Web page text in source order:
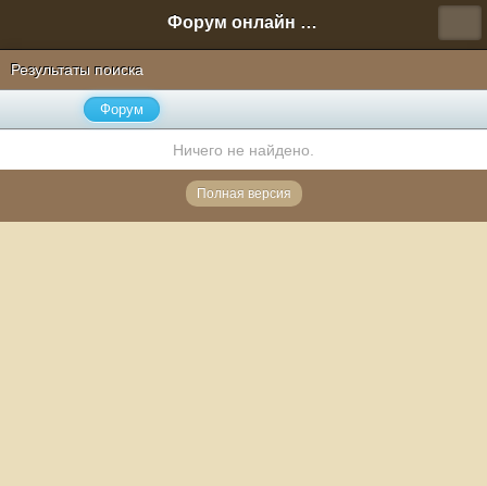
Форум онлайн игры "Новая Эра" (Нюра Биз)
Результаты поиска
Форум
Ничего не найдено.
Полная версия